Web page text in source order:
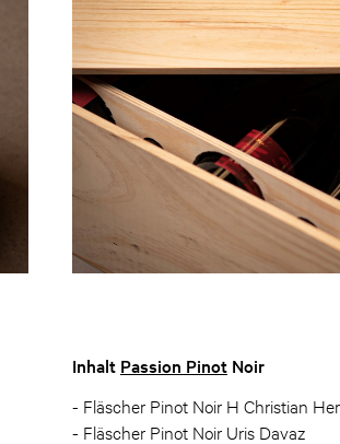
Inhalt Passion Pinot Noir
- Fläscher Pinot Noir H Christian
- Fläscher Pinot Noir Uris Davaz